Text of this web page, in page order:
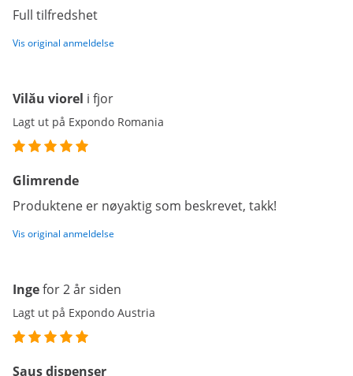
Full tilfredshet
Vis original anmeldelse
Vilău viorel i fjor
Lagt ut på Expondo Romania
Glimrende
Produktene er nøyaktig som beskrevet, takk!
Vis original anmeldelse
Ingefor 2 år siden
Lagt ut på Expondo Austria
Saus dispenser